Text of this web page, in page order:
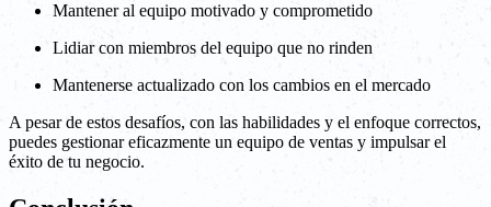
Mantener al equipo motivado y comprometido
Lidiar con miembros del equipo que no rinden
Mantenerse actualizado con los cambios en el mercado
A pesar de estos desafíos, con las habilidades y el enfoque correctos,
puedes gestionar eficazmente un equipo de ventas y impulsar el
éxito de tu negocio.